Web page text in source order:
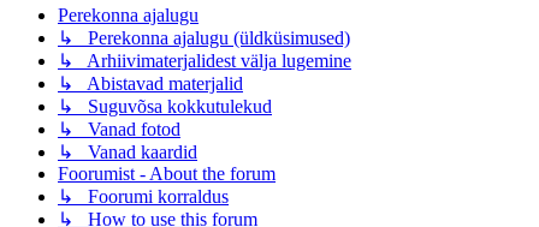
Perekonna ajalugu
↳ Perekonna ajalugu (üldküsimused)
↳ Arhiivimaterjalidest välja lugemine
↳ Abistavad materjalid
↳ Suguvõsa kokkutulekud
↳ Vanad fotod
↳ Vanad kaardid
Foorumist - About the forum
↳ Foorumi korraldus
↳ How to use this forum